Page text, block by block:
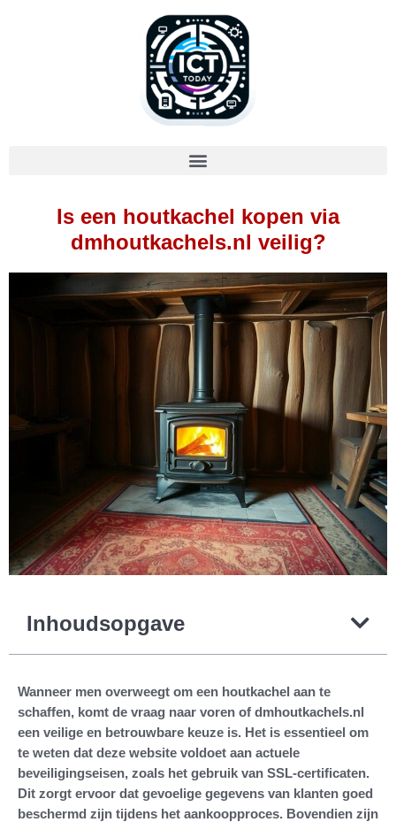
Is een houtkachel kopen via
dmhoutkachels.nl veilig?
Inhoudsopgave
Wanneer men overweegt om een houtkachel aan te
schaffen, komt de vraag naar voren of dmhoutkachels.nl
een veilige en betrouwbare keuze is. Het is essentieel om
te weten dat deze website voldoet aan actuele
beveiligingseisen, zoals het gebruik van SSL-certificaten.
Dit zorgt ervoor dat gevoelige gegevens van klanten goed
beschermd zijn tijdens het aankoopproces. Bovendien zijn